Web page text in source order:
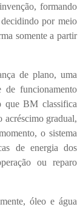
formando
por meio
somente a partir
de plano, uma
de funcionamento
que BM classifica
acréscimo gradual,
o sistema
de energia dos
ou reparo
óleo e água